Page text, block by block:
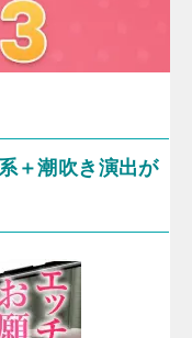
＋潮吹き演出が